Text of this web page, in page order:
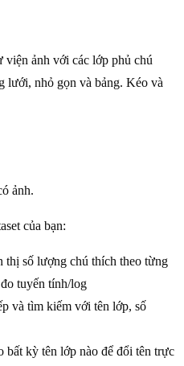
viện ảnh với các lớp phủ chú
lưới, nhỏ gọn và bảng. Kéo và
ảnh.
của bạn:
thị số lượng chú thích theo từng
tuyến tính/log
và tìm kiếm với tên lớp, số
bất kỳ tên lớp nào để đổi tên trực